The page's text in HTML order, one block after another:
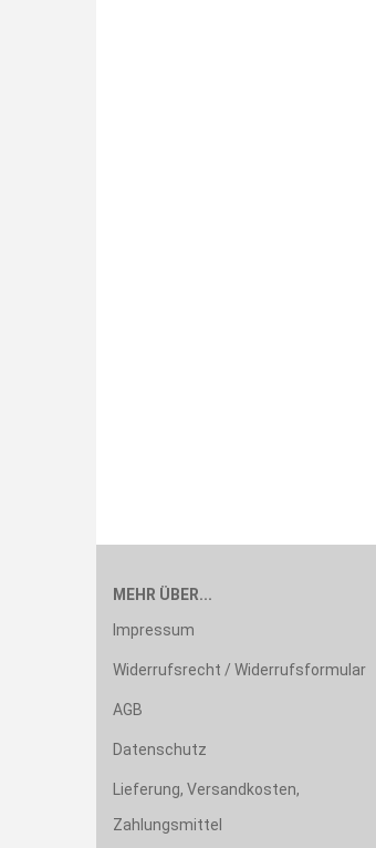
MEHR ÜBER...
Impressum
Widerrufsrecht / Widerrufsformular
AGB
Datenschutz
Lieferung, Versandkosten,
Zahlungsmittel